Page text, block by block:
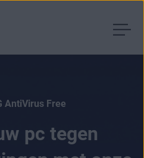
AntiVirus Free
pc tegen